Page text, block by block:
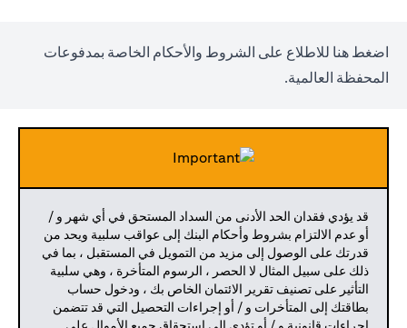
اضغط هنا opens in a new tab
للاطلاع على الشروط والأحكام الخاصة بمدفوعات
المحفظة العالمية.
قد يؤدي فقدان الحد الأدنى من السداد المستحق في أي شهر و /
أو عدم الالتزام بشروط وأحكام البنك إلى عواقب سلبية ويحد من
قدرتك على الوصول إلى مزيد من التمويل في المستقبل ، بما في
ذلك على سبيل المثال لا الحصر ، الرسوم المتأخرة ، وهي سلبية
التأثير على تصنيف تقرير الائتمان الخاص بك ، ودخول حساب
بطاقتك إلى المتأخرات و / أو إجراءات التحصيل التي قد تتضمن